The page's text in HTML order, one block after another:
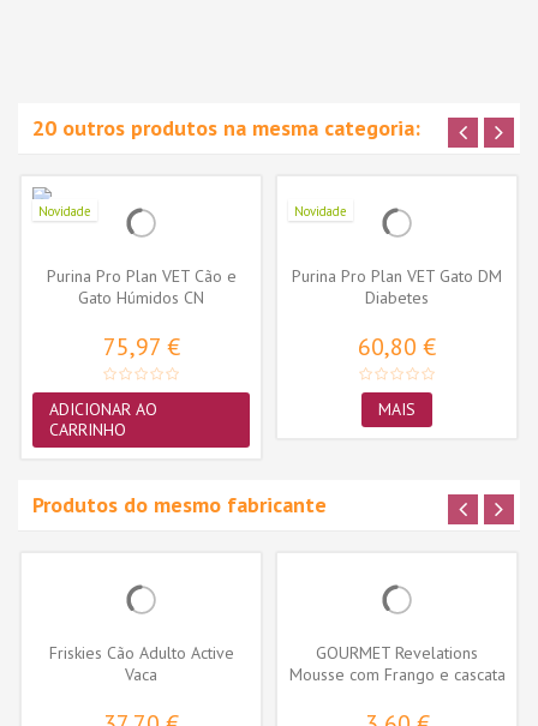
20 outros produtos na mesma categoria:
Novidade
Purina Pro Plan VET Cão e
Gato Húmidos CN
75,97 €
ADICIONAR AO
CARRINHO
Novidade
Purina Pro Plan VET Gato DM
Diabetes
60,80 €
MAIS
Produtos do mesmo fabricante
Friskies Cão Adulto Active
Vaca
GOURMET Revelations
Mousse com Frango e cascata